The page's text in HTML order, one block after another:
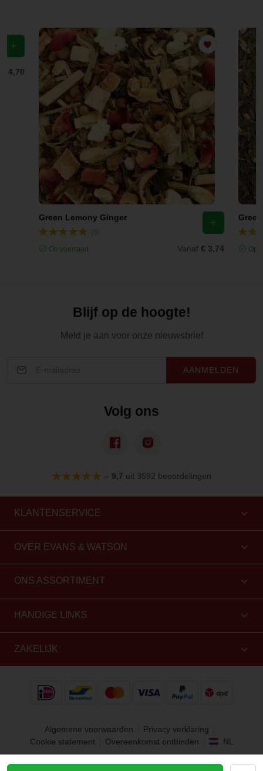
€ 4,70
Green Lemony Ginger
Op voorraad Vanaf € 3,74 Op
Blijf op de hoogte!
Meld je aan voor onze nieuwsbrief
AANMELDEN
Volg ons
– 9,7 uit 3592 beoordelingen
KLANTENSERVICE
OVER EVANS & WATSON
ONS ASSORTIMENT
HANDIGE LINKS
ZAKELIJK
Algemene voorwaarden
Privacy verklaring
Cookie statement
Overeenkomst ontbinden NL
Copyright 2010 - 2026 Evans & Watson. Alle rechten